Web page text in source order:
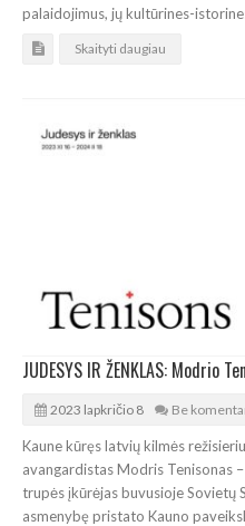
palaidojimus, jų kultūrines-
Skaityti daugiau
2023 lapkričio 8 Be
Kaune kūręs latvių kilmės
avangardistas Modris Tenisonas
trupės įkūrėjas buvusioje Sovietų
asmenybę pristato Kauno